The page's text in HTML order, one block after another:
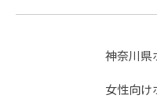
神奈川県
女性向け